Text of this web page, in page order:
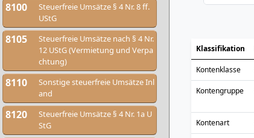
8100
Steuerfreie Umsätze § 4 Nr. 8 ff.
UStG
8105
Steuerfreie Umsätze nach § 4 Nr.
12 UStG (Vermietung und Verpa
chtung)
8110
Sonstige steuerfreie Umsätze Inl
and
8120
Steuerfreie Umsätze § 4 Nr. 1a U
StG
Klassifikation
Kontenklasse
Kontengruppe
Kontenart